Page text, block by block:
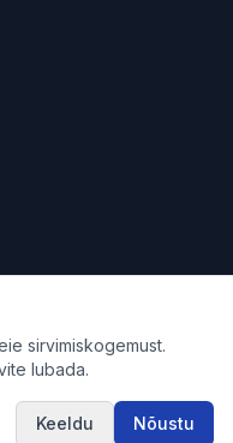
kaitstud.
sirvimiskogemust.
lubada.
Keeldu Nõustu